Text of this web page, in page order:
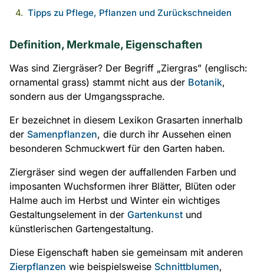
Tipps zu Pflege, Pflanzen und Zurückschneiden
Definition, Merkmale, Eigenschaften
Was sind Ziergräser? Der Begriff „Ziergras” (englisch:
ornamental grass) stammt nicht aus der Botanik,
sondern aus der Umgangssprache.
Er bezeichnet in diesem Lexikon Grasarten innerhalb
der Samenpflanzen, die durch ihr Aussehen einen
besonderen Schmuckwert für den Garten haben.
Ziergräser sind wegen der auffallenden Farben und
imposanten Wuchsformen ihrer Blätter, Blüten oder
Halme auch im Herbst und Winter ein wichtiges
Gestaltungselement in der Gartenkunst und
künstlerischen Gartengestaltung.
Diese Eigenschaft haben sie gemeinsam mit anderen
Zierpflanzen wie beispielsweise Schnittblumen,